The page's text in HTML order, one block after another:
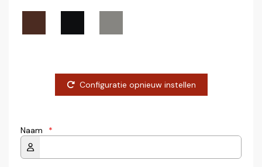
Configuratie opnieuw instellen
Naam *